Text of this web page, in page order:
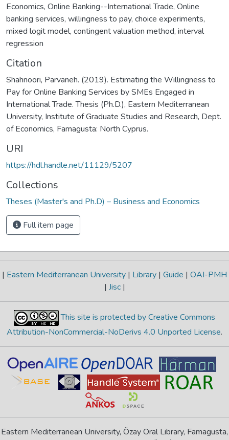
Economics, Online Banking--International Trade, Online
banking services, willingness to pay, choice experiments,
mixed logit model, contingent valuation method, interval
regression
Citation
Shahnoori, Parvaneh. (2019). Estimating the Willingness to
Pay for Online Banking Services by SMEs Engaged in
International Trade. Thesis (Ph.D.), Eastern Mediterranean
University, Institute of Graduate Studies and Research, Dept.
of Economics, Famagusta: North Cyprus.
URI
https://hdl.handle.net/11129/5207
Collections
Theses (Master's and Ph.D) – Business and Economics
Full item page
| Eastern Mediterranean University | Library | Guide | OAI-PMH
| Jisc |
This site is protected by Creative Commons
Attribution-NonCommercial-NoDerivs 4.0 Unported License.
Eastern Mediterranean University, Özay Oral Library, Famagusta,